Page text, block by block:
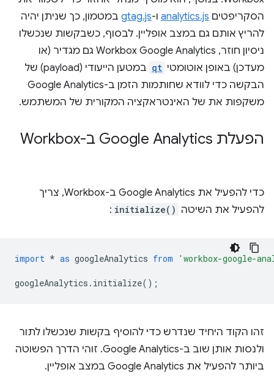
הסקריפטים analytics.js ו-gtag.js במטמון, כך שניתן יהיה
להריץ אותם גם במצב אופליין. לבסוף, כשבקשות שנכשלו
ניסיון חוזר, Workbox Google Analytics גם מגדיר (או
מעדכן) באופן אוטומטי qt
במטען הייעודי (payload) של
הבקשה כדי לוודא שחותמות הזמן ב-Google Analytics
משקפות את של האינטראקציה המקורית של המשתמש.
הפעלת Google Analytics ב-Workbox
כדי להפעיל את Google Analytics ב-Workbox, צריך
להפעיל את השיטה initialize()
:
import * as googleAnalytics from 'workbox-google-
googleAnalytics . initialize();
זהו הקוד היחיד שנדרש כדי להוסיף בקשות שנכשלו לתור
ולנסות אותן שוב ב-Google Analytics. זוהי הדרך הפשוטה
ביותר להפעיל את Google Analytics במצב אופליין.